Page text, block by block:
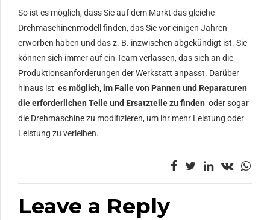
So ist es möglich, dass Sie auf dem Markt das gleiche
Drehmaschinenmodell finden, das Sie vor einigen Jahren
erworben haben und das z. B. inzwischen abgekündigt ist. Sie
können sich immer auf ein Team verlassen, das sich an die
Produktionsanforderungen der Werkstatt anpasst. Darüber
hinaus ist es möglich, im Falle von Pannen und Reparaturen
die erforderlichen Teile und Ersatzteile zu finden oder sogar
die Drehmaschine zu modifizieren, um ihr mehr Leistung oder
Leistung zu verleihen.
Leave a Reply